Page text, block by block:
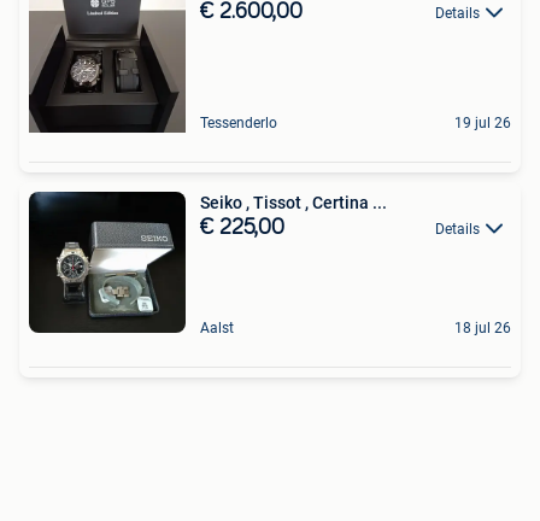
€ 2.600,00 Details
Tessenderlo 19 jul 26
Seiko , Tissot , Certina ...
€ 225,00 Details
Aalst 18 jul 26